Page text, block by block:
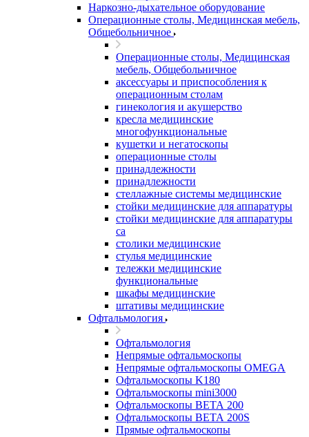
Наркозно-дыхательное оборудование
Операционные столы, Медицинская мебель,
Общебольничное
Операционные столы, Медицинская
мебель, Общебольничное
аксессуары и приспособления к
операционным столам
гинекология и акушерство
кресла медицинские
многофункциональные
кушетки и негатоскопы
операционные столы
принадлежности
принадлежности
стеллажные системы медицинские
стойки медицинские для аппаратуры
стойки медицинские для аппаратуры
са
столики медицинские
стулья медицинские
тележки медицинские
функциональные
шкафы медицинские
штативы медицинские
Офтальмология
Офтальмология
Непрямые офтальмоскопы
Непрямые офтальмоскопы OMEGA
Офтальмоскопы K180
Офтальмоскопы mini3000
Офтальмоскопы ВЕТА 200
Офтальмоскопы ВЕТА 200S
Прямые офтальмоскопы